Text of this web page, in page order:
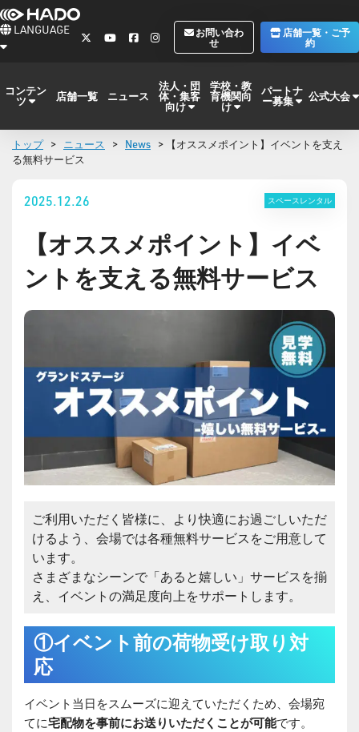
LANGUAGE
お問い合わ
せ
店舗一覧・ご予
約
コンテン
ツ 店舗一覧 ニュース
法人・団
体・集客
向け
学校・教
育機関向
け
パートナ
ー募集 公式大会
トップ > ニュース > News > 【オススメポイント】イベントを支え
る無料サービス
2025.12.26 スペースレンタル
【オススメポイント】イベ
ントを支える無料サービス
ご利用いただく皆様に、より快適にお過ごしいただ
けるよう、会場では各種無料サービスをご用意して
います。
さまざまなシーンで「あると嬉しい」サービスを揃
え、イベントの満足度向上をサポートします。
①イベント前の荷物受け取り対
応
イベント当日をスムーズに迎えていただくため、会場宛
てに宅配物を事前にお送りいただくことが可能です。